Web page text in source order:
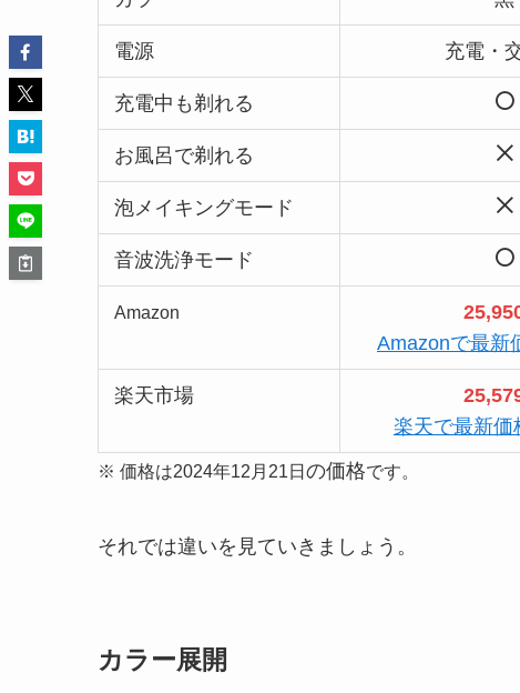
電源 充電・
充電中も剃れる
お風呂で剃れる
泡メイキングモード
音波洗浄モード
Amazon
Amazonで最新
楽天市場
楽天で最新価
※ 価格は2024年12月21日の価格です。
それでは違いを見ていきましょう。
カラー展開